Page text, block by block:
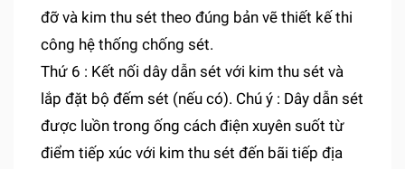
đỡ và kim thu sét theo đúng bản vẽ thiết kế thi
công hệ thống chống sét.
Thứ 6 : Kết nối dây dẫn sét với kim thu sét và
lắp đặt bộ đếm sét (nếu có). Chú ý : Dây dẫn sét
được luồn trong ống cách điện xuyên suốt từ
điểm tiếp xúc với kim thu sét đến bãi tiếp địa